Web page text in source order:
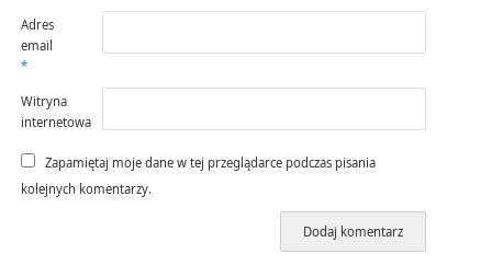
Adres
email
*
Witryna
internetowa
Zapamiętaj moje dane w tej przeglądarce podczas pisania
kolejnych komentarzy.